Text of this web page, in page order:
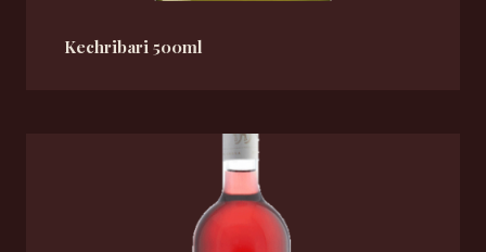
Kechribari 500ml